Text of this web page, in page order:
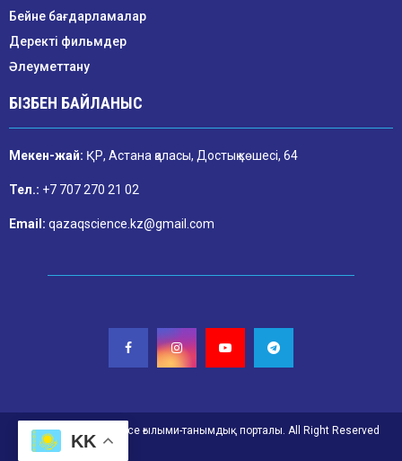
Бейне бағдарламалар
Деректі фильмдер
Әлеуметтану
БІЗБЕН БАЙЛАНЫС
Мекен-жай: ҚР, Астана қаласы, Достық көшесі, 64
Тел.: +7 707 270 21 02
Email: qazaqscience.kz@gmail.com
@2026. Qazaq Science ғылыми-танымдық порталы. All Right Reserved
KK